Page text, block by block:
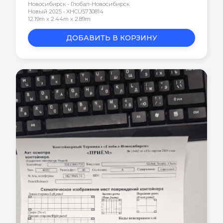
Новосибирск - Глобал-Новосибирск
Новый 2025 • XHCU5730814
12.19m x 2.44m x 2.89m
ДОБАВИТЬ В КОРЗИНУ